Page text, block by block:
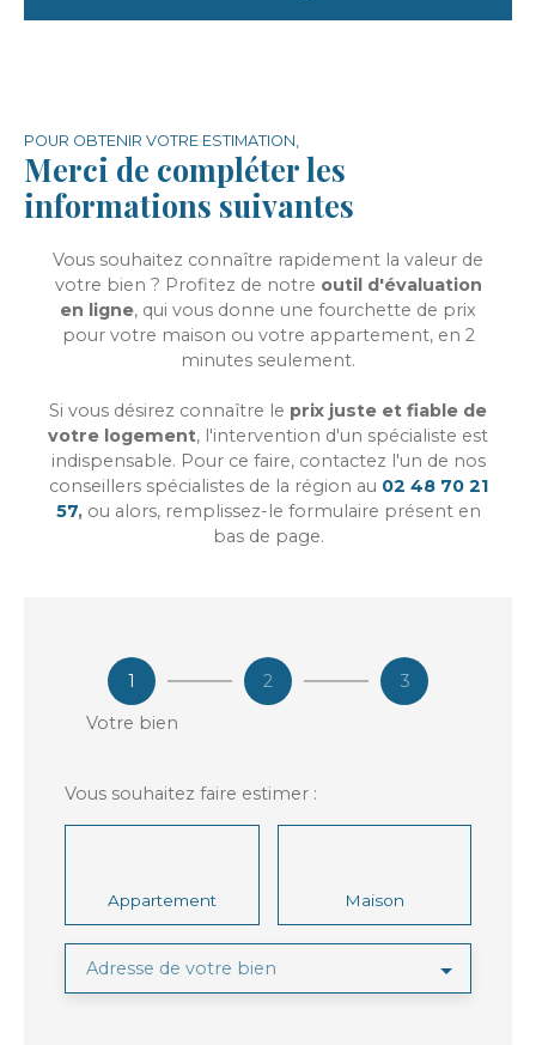
POUR OBTENIR VOTRE ESTIMATION,
Merci de compléter les
informations suivantes
Vous souhaitez connaître rapidement la valeur de
votre bien ? Profitez de notre outil d'évaluation
en ligne, qui vous donne une fourchette de prix
pour votre maison ou votre appartement, en 2
minutes seulement.
Si vous désirez connaître le prix juste et fiable de
votre logement, l'intervention d'un spécialiste est
indispensable. Pour ce faire, contactez l'un de nos
conseillers spécialistes de la région au 02 48 70 21
57,ou alors, remplissez-le formulaire présent en
bas de page.
1
Votre bien
2 3
Vous souhaitez faire estimer :
Appartement Maison
Adresse de votre bien